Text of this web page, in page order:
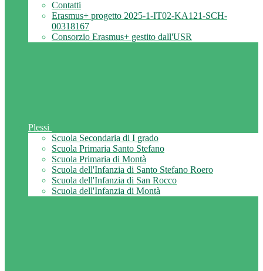
Contatti
Erasmus+ progetto 2025-1-IT02-KA121-SCH-
00318167
Consorzio Erasmus+ gestito dall'USR
Plessi
Scuola Secondaria di I grado
Scuola Primaria Santo Stefano
Scuola Primaria di Montà
Scuola dell'Infanzia di Santo Stefano Roero
Scuola dell'Infanzia di San Rocco
Scuola dell'Infanzia di Montà